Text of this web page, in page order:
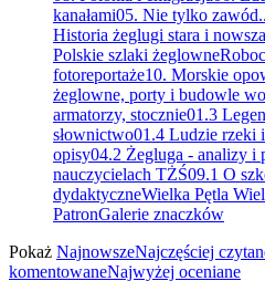
kanałami05. Nie tylko
Historia żeglugi stara i nowsza
Polskie szlaki żeglowne
fotoreportaże10. Morskie
żeglowne, porty i budowle
armatorzy, stocznie01.3
słownictwo01.4 Ludzie rzeki
opisy04.2 Żegluga - analizy i
nauczycielach TŻŚ09.1 O
dydaktyczneWielka Pętla
PatronGalerie znaczków
Pokaż NajnowszeNajczęściej
komentowaneNajwyżej oceniane